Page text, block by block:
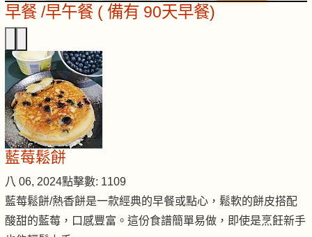
早餐 /早午餐 ( 備有 90天早餐)
藍莓鬆餅
八 06, 2024點擊數: 1109
藍莓鬆餅/熱香餅是一款經典的早餐或點心，鬆軟的餅皮搭配
酸甜的藍莓，口感豐富。這份食譜簡單易做，即使是烹飪新手